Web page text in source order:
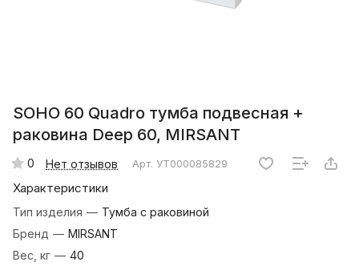
SOHO 60 Quadro тумба подвесная +
раковина Deep 60, MIRSANT
0 Нет отзывов Арт. УТ000085829
Характеристики
Тип изделия — Тумба с раковиной
Бренд — MIRSANT
Вес, кг — 40